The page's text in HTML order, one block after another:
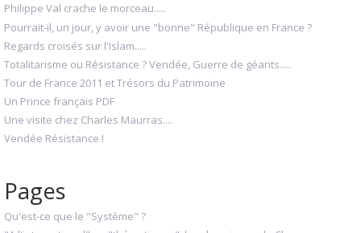
Philippe Val crache le morceau.....
Pourrait-il, un jour, y avoir une "bonne" République en France ?
Regards croisés sur l'Islam.....
Totalitarisme ou Résistance ? Vendée, Guerre de géants.....
Tour de France 2011 et Trésors du Patrimoine
Un Prince français PDF
Une visite chez Charles Maurras....
Vendée Résistance !
Pages
Qu'est-ce que le "Système" ?